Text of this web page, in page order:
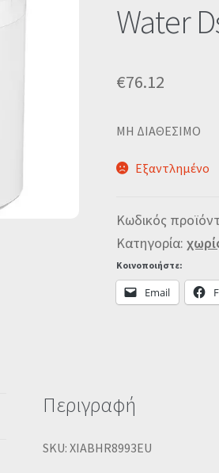
Water
€76.12
MΗ ΔΙΑΘΕΣΙΜΟ
Εξαντλημένο
Κωδικός
Κατηγορία:
Κοινοποιήστε:
Email
Περιγραφή
SKU: XIABHR8993EU